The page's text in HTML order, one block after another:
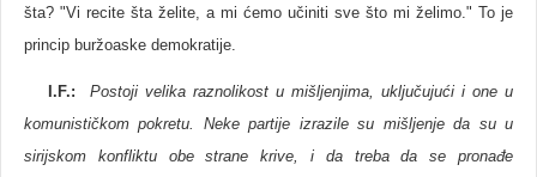
šta? "Vi recite šta želite, a mi ćemo učiniti sve što mi želimo." To je
princip buržoaske demokratije.
I.F.: Postoji velika raznolikost u mišljenjima, uključujući i one u
komunističkom pokretu. Neke partije izrazile su mišljenje da su u
sirijskom konfliktu obe strane krive, i da treba da se pronađe